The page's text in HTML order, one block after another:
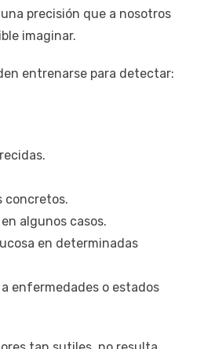
precisión que a nosotros
imaginar.
entrenarse para detectar:
concretos.
algunos casos.
en determinadas
enfermedades o estados